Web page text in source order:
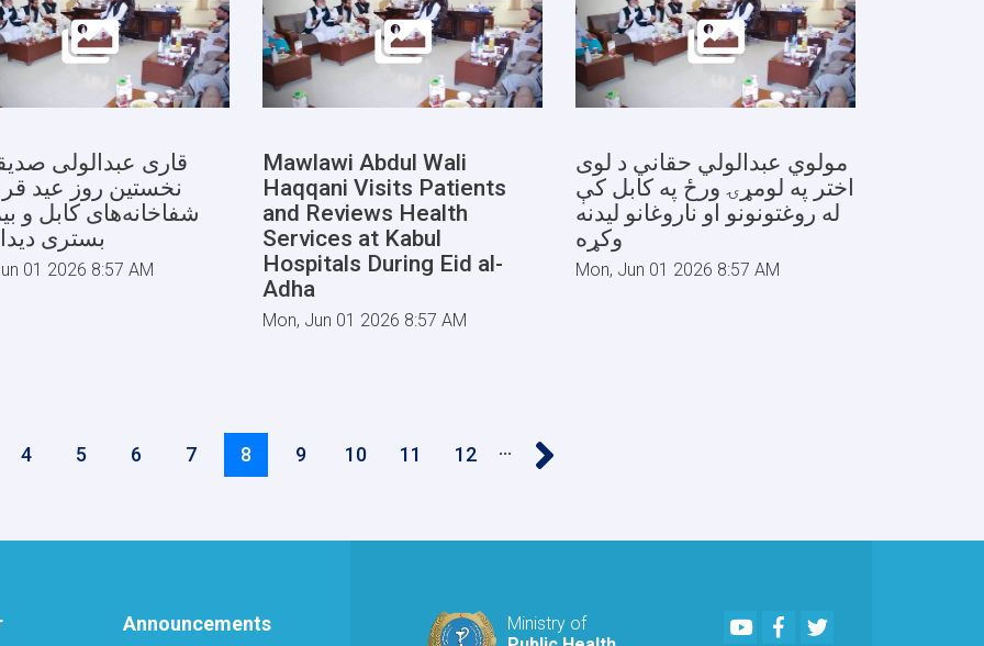
قاری عبدالولی
نخستین روز عید
شفاخانه‌های کابل و
بستری
01 2026 8:57 AM
Mawlawi Abdul Wali
Haqqani Visits Patients
and Reviews Health
Services at Kabul
Hospitals During Eid al-
Adha
Mon, Jun 01 2026 8:57 AM
مولوي عبدالولي حقاني د لوی
اختر په لومړۍ ورځ په کابل کې
له روغتونونو او ناروغانو لیدنه
وکړه
Mon, Jun 01 2026 8:57 AM
Page
4 Page
5 Page
6 Page
7
Current
8 Page
9 Page
10 Page
11 Page
12 …
Announcements
Ministry of
YoutubeFacebook
Twitter